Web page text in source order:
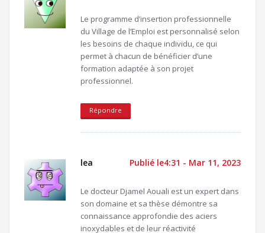
Le programme d’insertion professionnelle
du Village de l’Emploi est personnalisé selon
les besoins de chaque individu, ce qui
permet à chacun de bénéficier d’une
formation adaptée à son projet
professionnel.
Répondre
lea Publié le4:31 - Mar 11, 2023
Le docteur Djamel Aouali est un expert dans
son domaine et sa thèse démontre sa
connaissance approfondie des aciers
inoxydables et de leur réactivité